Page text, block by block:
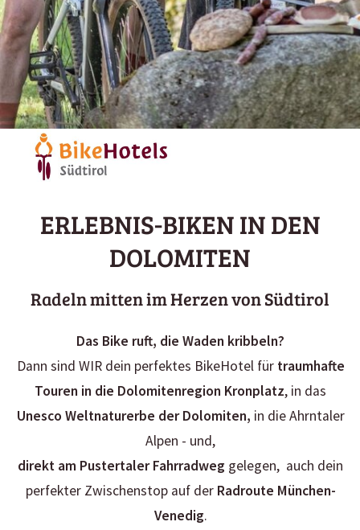
ERLEBNIS-BIKEN IN DEN
DOLOMITEN
Radeln mitten im Herzen von Südtirol
Das Bike ruft, die Waden kribbeln?
Dann sind WIR dein perfektes BikeHotel für traumhafte
Touren in die Dolomitenregion Kronplatz, in das
Unesco Weltnaturerbe der Dolomiten, in die Ahrntaler
Alpen - und,
direkt am Pustertaler Fahrradweg gelegen, auch dein
perfekter Zwischenstop auf der Radroute München-
Venedig.